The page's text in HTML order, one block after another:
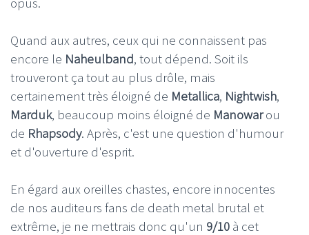
Quand aux autres, ceux qui ne connaissent pas
encore le Naheulband, tout dépend. Soit ils
trouveront ça tout au plus drôle, mais
certainement très éloigné de Metallica, Nightwish,
Marduk, beaucoup moins éloigné de Manowarou
de Rhapsody. Après, c'est une question d'humour
et d'ouverture d'esprit.
En égard aux oreilles chastes, encore innocentes
de nos auditeurs fans de death metal brutal et
extrême, je ne mettrais donc qu'un 9/10 à cet